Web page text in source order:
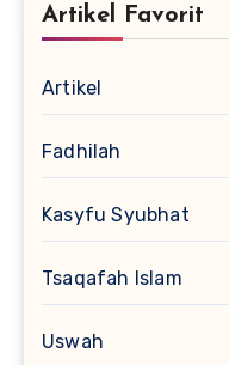
Artikel Favorit
Artikel
Fadhilah
Kasyfu Syubhat
Tsaqafah Islam
Uswah